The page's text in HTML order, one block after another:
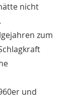
nicht
zum
und